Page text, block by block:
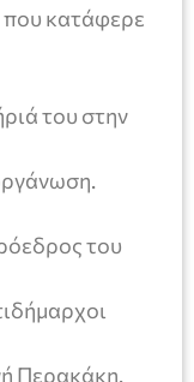
που κατάφερε
του στην
του
Περακάκη.